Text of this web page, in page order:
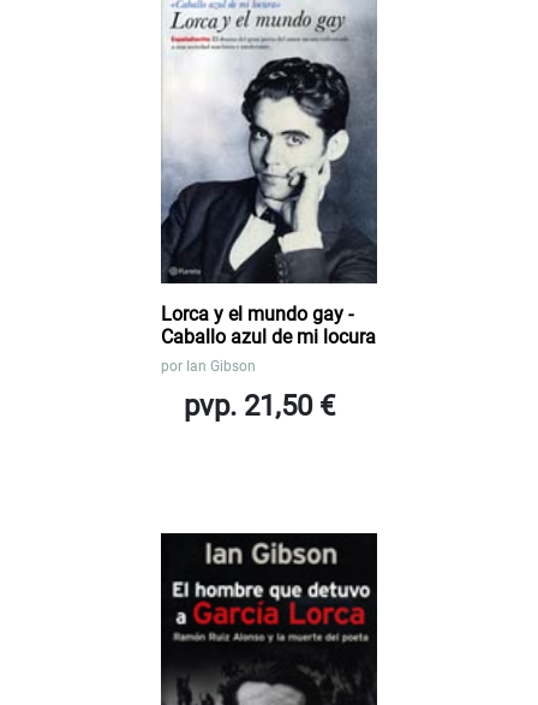
Lorca y el mundo gay -
Caballo azul de mi locura
por Ian Gibson
pvp. 21,50 €